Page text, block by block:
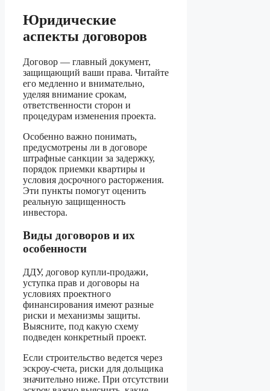
Юридические
аспекты договоров
Договор — главный документ,
защищающий ваши права. Читайте
его медленно и внимательнo,
уделяя внимание срокам,
ответственности сторон и
процедурам изменения проекта.
Особенно важно понимать,
предусмотрены ли в договоре
штрафные санкции за задержку,
порядок приемки квартиры и
условия досрочного расторжения.
Эти пункты помогут оценить
реальную защищенность
инвестора.
Виды договоров и их
особенности
ДДУ, договор купли-продажи,
уступка прав и договоры на
условиях проектного
финансирования имеют разные
риски и механизмы защиты.
Выясните, под какую схему
подведен конкретный проект.
Если строительство ведется через
эскроу-счета, риски для дольщика
значительно ниже. При отсутствии